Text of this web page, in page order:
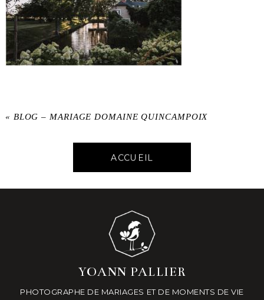
« BLOG – MARIAGE DOMAINE QUINCAMPOIX
ACCUEIL
YOANN PALLIER
PHOTOGRAPHE DE MARIAGES ET DE MOMENTS DE VIE